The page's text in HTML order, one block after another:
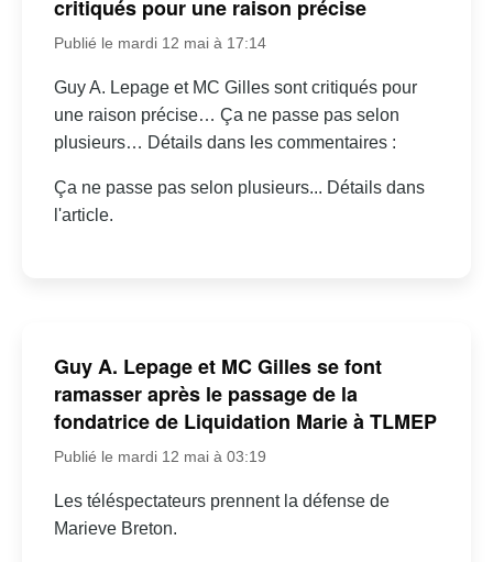
critiqués pour une raison précise
Publié le mardi 12 mai à 17:14
Guy A. Lepage et MC Gilles sont critiqués pour
une raison précise… Ça ne passe pas selon
plusieurs… Détails dans les commentaires :
Ça ne passe pas selon plusieurs... Détails dans
l'article.
Guy A. Lepage et MC Gilles se font
ramasser après le passage de la
fondatrice de Liquidation Marie à TLMEP
Publié le mardi 12 mai à 03:19
Les téléspectateurs prennent la défense de
Marieve Breton.